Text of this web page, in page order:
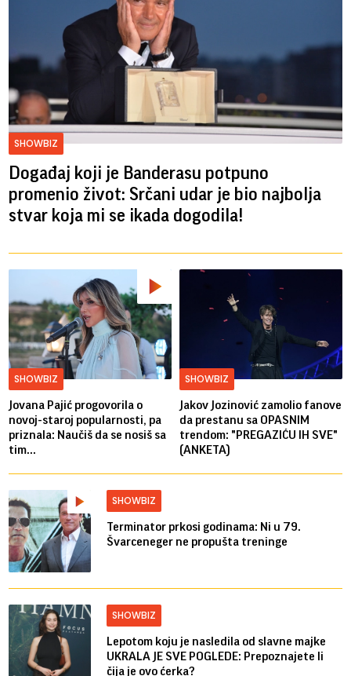
SHOWBIZ
Događaj koji je Banderasu potpuno
promenio život: Srčani udar je bio najbolja
stvar koja mi se ikada dogodila!
SHOWBIZ
Jovana Pajić progovorila o
novoj-staroj popularnosti, pa
priznala: Naučiš da se nosiš sa
tim...
SHOWBIZ
Jakov Jozinović zamolio fanove
da prestanu sa OPASNIM
trendom: "PREGAZIĆU IH SVE"
(ANKETA)
SHOWBIZ
Terminator prkosi godinama: Ni u 79.
Švarceneger ne propušta treninge
SHOWBIZ
Lepotom koju je nasledila od slavne majke
UKRALA JE SVE POGLEDE: Prepoznajete li
čija je ovo ćerka?